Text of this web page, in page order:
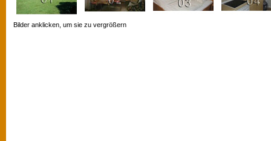
Bilder anklicken, um sie zu vergrößern